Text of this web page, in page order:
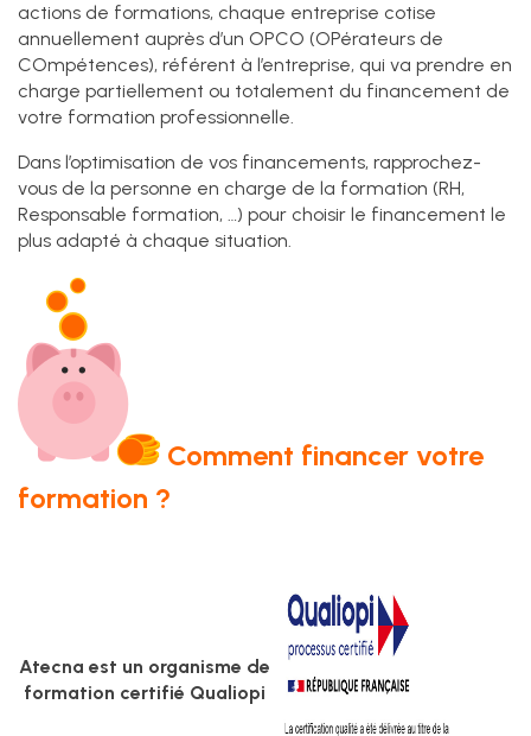
actions de formations, chaque entreprise cotise
annuellement auprès d’un OPCO (OPérateurs de
COmpétences), référent à l’entreprise, qui va prendre en
charge partiellement ou totalement du financement de
votre formation professionnelle.
Dans l’optimisation de vos financements, rapprochez-
vous de la personne en charge de la formation (RH,
Responsable formation, …) pour choisir le financement le
plus adapté à chaque situation.
Comment financer votre
formation ?
Atecna est un organisme de
formation certifié Qualiopi